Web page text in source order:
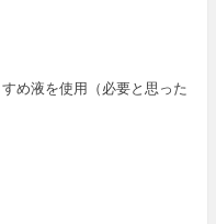
め液を使用（必要と思った